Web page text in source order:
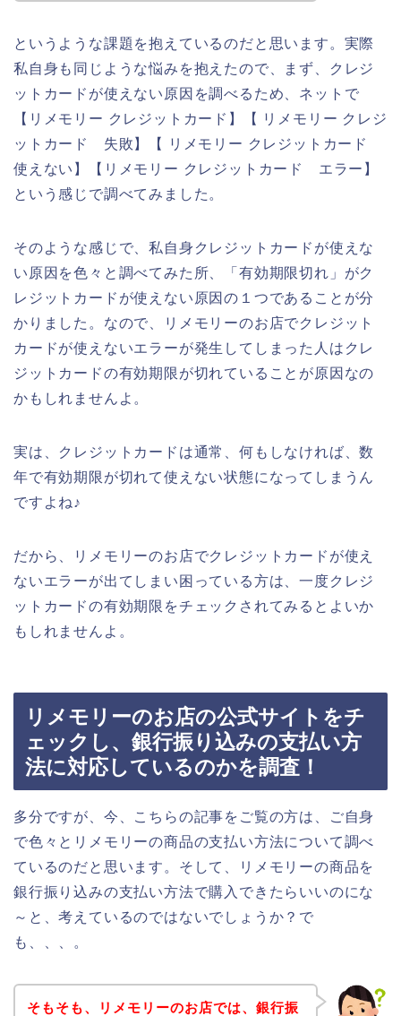
というような課題を抱えているのだと思います。実際
私自身も同じような悩みを抱えたので、まず、クレジ
ットカードが使えない原因を調べるため、ネットで
【リメモリー クレジットカード】【 リメモリー クレジ
ットカード 失敗】【 リメモリー クレジットカード
使えない】【リメモリー クレジットカード エラー】
という感じで調べてみました。
そのような感じで、私自身クレジットカードが使えな
い原因を色々と調べてみた所、「有効期限切れ」がク
レジットカードが使えない原因の１つであることが分
かりました。なので、リメモリーのお店でクレジット
カードが使えないエラーが発生してしまった人はクレ
ジットカードの有効期限が切れていることが原因なの
かもしれませんよ。
実は、クレジットカードは通常、何もしなければ、数
年で有効期限が切れて使えない状態になってしまうん
ですよね♪
だから、リメモリーのお店でクレジットカードが使え
ないエラーが出てしまい困っている方は、一度クレジ
ットカードの有効期限をチェックされてみるとよいか
もしれませんよ。
リメモリーのお店の公式サイトをチ
ェックし、銀行振り込みの支払い方
法に対応しているのかを調査！
多分ですが、今、こちらの記事をご覧の方は、ご自身
で色々とリメモリーの商品の支払い方法について調べ
ているのだと思います。そして、リメモリーの商品を
銀行振り込みの支払い方法で購入できたらいいのにな
～と、考えているのではないでしょうか？で
も、、、。
そもそも、リメモリーのお店では、銀行振